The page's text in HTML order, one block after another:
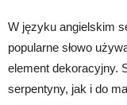
W języku angielskim
popularne słowo
element dekoracyjny.
serpentyny, jak i do